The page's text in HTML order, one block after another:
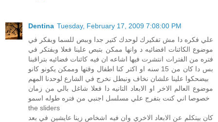
Dentina Tuesday, February 17, 2009 7:08:00 PM
علي فكره دا مش تفكيرك لوحدك كتير جدا وببص للسما وبفكر في
موضوع الكائنات افضائيه د وانها ممكن بتبص علينا فعلا وبفتكر في
فتره من الفترات انتشرت فيها اشاعه ان فيه كائنات فضائيه بتراقبنا
بس دا كان من 15 سنه او اكتر كنا اطفال وقتها وممكن يكونو كانو
بيضحكوا علينا علشان نخاف ونبطل نخرج في الشارع لوحدنا المهم
موضوع العالم الاخر او الابعاد التانيه دا فعلا شاغل بالي من زمان
خصوصا اني كنت بتفرج علي مسلسل اجنبي من فتره طوله اسمو
the sliders
كان بيتكلم عن الابعاد الاخري وان فيه اشخاص زينا عايشين في بعد